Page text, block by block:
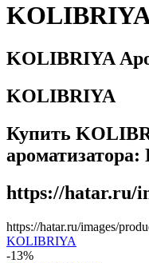
KOLIBRIYA
KOLIBRIYA
KOLIBRIYA
Купить
ароматизатора:
https://hatar.ru/
https://hatar.ru/images/
KOLIBRIYA
-13%